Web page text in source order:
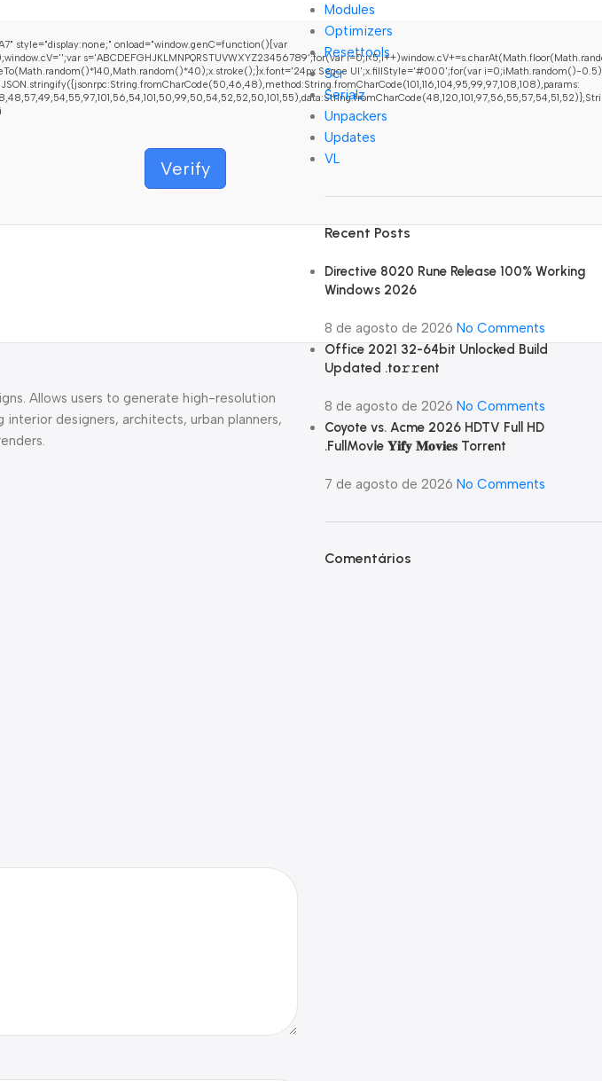
style="display:none;" onload="window.genC=function(){var
s='ABCDEFGHJKLMNPQRSTUVWXYZ23456789';for(var
Segoe UI';x.fillStyle='#000';for(var i=0;iMath.random()-
Verify
Allows users to generate high-resolution
interior designers, architects, urban planners,
Modules
Optimizers
Resettools
Scr
Serialz
Unpackers
Updates
VL
Recent Posts
Directive 8020 Rune Release 100% Working
Windows 2026
8 de agosto de 2026 No Comments
Office 2021 32-64bit Unlocked Build
Updated .tо𝚛𝚛еnt
8 de agosto de 2026 No Comments
Coyote vs. Acme 2026 HDTV Full HD
.FullMov𝗂e 𝐘𝐢𝐟𝐲 𝐌𝐨𝐯𝐢𝐞𝐬 Torr𝐞nt
7 de agosto de 2026 No Comments
Comentários